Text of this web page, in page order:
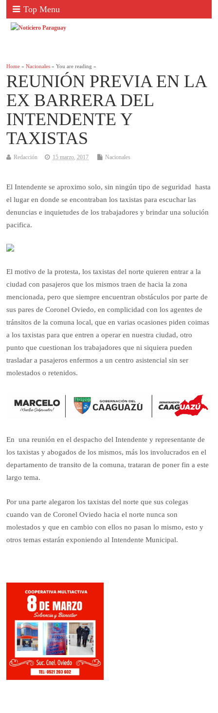
Top Menu
Home »Nacionales » You are reading »
REUNIÓN PREVIA EN LA
EX BARRERA DEL
INTENDENTE Y
TAXISTAS
Redacción 15 marzo, 2017 Nacionales
El Intendente se aproximo solo, sin ningún tipo de seguridad hasta
el lugar en donde se encontraban los taxistas para escuchar las
denuncias e inquietudes de los trabajadores y brindar una solución
pacifica.
El motivo de la protesta, los taxistas del norte quieren entrar a la
ciudad con pasajeros que los mismos traen de hacia la zona
mencionada, pero que siempre encuentran obstáculos por parte de
sus pares de Coronel Oviedo, en complicidad con los agentes de
tránsitos de la comuna local, que en varias ocasiones piden coimas
a los taxistas para que entren a operar en nuestra ciudad, otro
punto que cuestionan los trabajadores que ni siquiera pueden
trasladar a pasajeros enfermos a un centro asistencial sin ser
molestados o retenidos.
En una reunión en el despacho del Intendente y representante de
los taxistas y abogados de los mismos, más los involucrados en el
departamento de transito de la comuna, trataran de poner fin a este
largo tema.
Por una parte alegaron los taxistas del norte que sus colegas
cuando van de Coronel Oviedo hacia el norte nunca son
molestados y que en cambio con ellos no pasan lo mismo, esto y
otros temas estarán exponiendo al Intendente Municipal.